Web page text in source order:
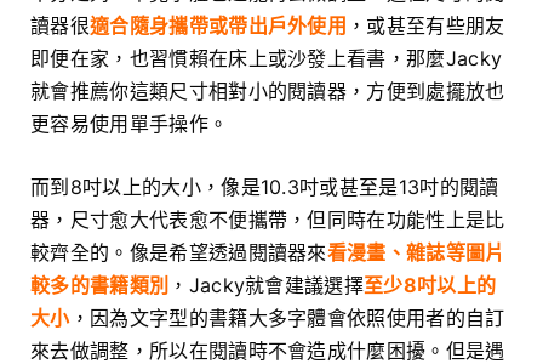
讀器很適合隨身攜帶或帶出戶外使用 ，或甚至有些朋友
即便在家，也習慣賴在床上或沙發上看書，那麼Jacky
就會推薦你這類尺寸相對小的閱讀器，方便到處擺放也
更容易使用單手操作。
而到8吋以上的大小，像是10.3吋或甚至是13吋的閱讀
器，尺寸愈大代表愈不便攜帶，但同時在功能性上是比
較齊全的。像是希望透過閱讀器來看漫畫、雜誌等圖片
較多的書籍類別 ，Jacky就會建議選擇至少8吋以上的
大小，因為文字型的書籍大多字體會依照使用者的自訂
來去做調整，所以在閱讀時不會造成什麼困擾。但是遇